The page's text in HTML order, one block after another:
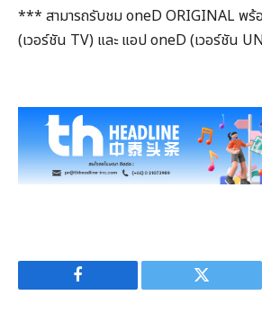
*** สามารถรับชม oneD ORIGINAL พร้
(เวอร์ชัน TV) และ แอป oneD (เวอร์ชัน
Facebook Twitter